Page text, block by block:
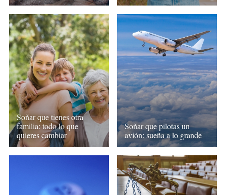
Soñar que tienes otra
familia: todo lo que
quieres cambiar
Soñar que pilotas un
avión: sueña a lo grande